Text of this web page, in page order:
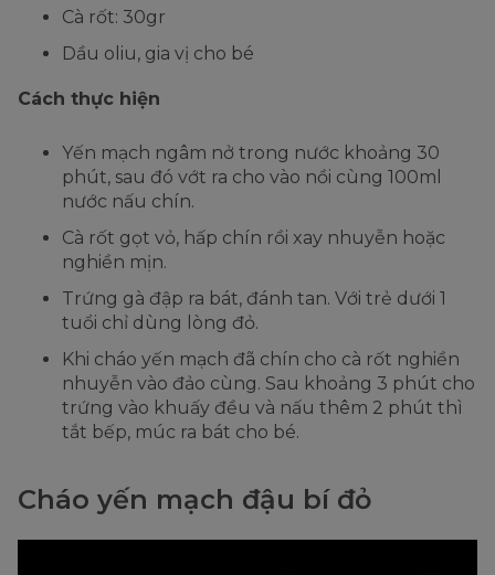
Cà rốt: 30gr
Dầu oliu, gia vị cho bé
Cách thực hiện
Yến mạch ngâm nở trong nước khoảng 30
phút, sau đó vớt ra cho vào nồi cùng 100ml
nước nấu chín.
Cà rốt gọt vỏ, hấp chín rồi xay nhuyễn hoặc
nghiền mịn.
Trứng gà đập ra bát, đánh tan. Với trẻ dưới 1
tuổi chỉ dùng lòng đỏ.
Khi cháo yến mạch đã chín cho cà rốt nghiền
nhuyễn vào đảo cùng. Sau khoảng 3 phút cho
trứng vào khuấy đều và nấu thêm 2 phút thì
tắt bếp, múc ra bát cho bé.
Cháo yến mạch đậu bí đỏ